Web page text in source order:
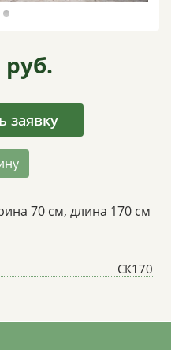
руб.
заявку
70 см, длина 170 см
СК170